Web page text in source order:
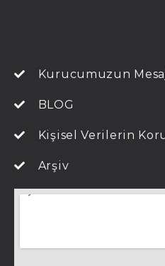
Kurucumuzun
BLOG
Kişisel Verilerin
Arşiv